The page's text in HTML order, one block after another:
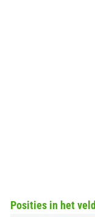
Posities in het veld